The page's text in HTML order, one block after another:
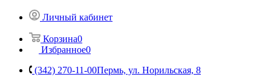
Личный кабинет
Корзина0
Избранное0
(342) 270-11-00Пермь, ул. Норильская, 8